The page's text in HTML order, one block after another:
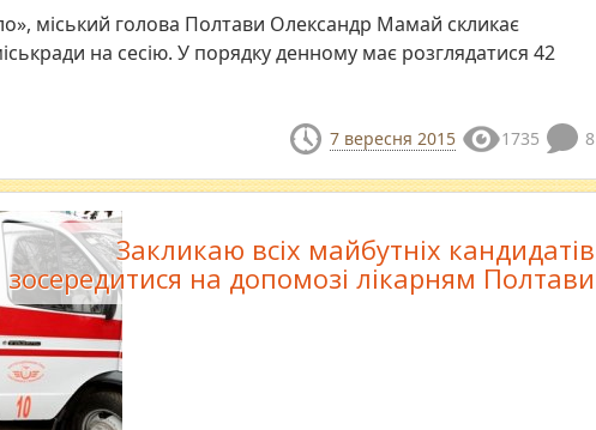
міський голова Полтави Олександр Мамай скликає
на сесію. У порядку денному має розглядатися 42
7 вересня 2015 1735 8
Закликаю всіх майбутніх кандидатів
зосередитися на допомозі лікарням Полтави